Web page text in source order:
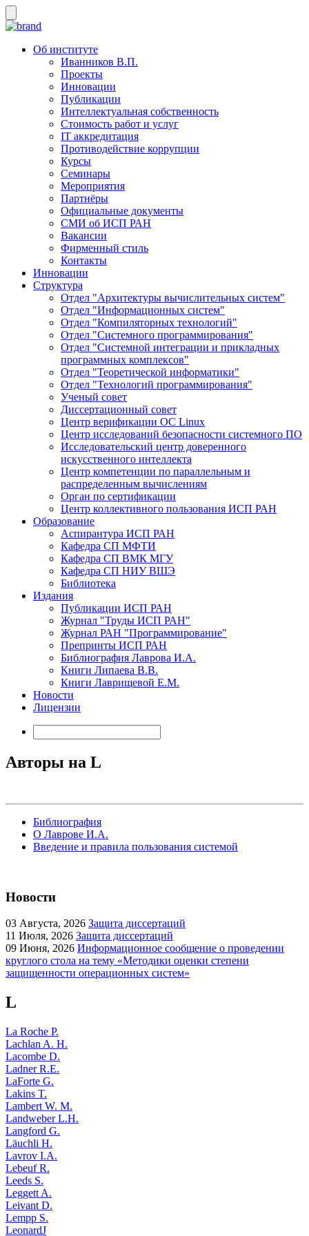
Об институте
Иванников В.П.
Проекты
Инновации
Публикации
Интеллектуальная собственность
Стоимость работ и услуг
IT аккредитация
Противодействие коррупции
Курсы
Семинары
Мероприятия
Партнёры
Официальные документы
СМИ об ИСП РАН
Вакансии
Фирменный стиль
Контакты
Инновации
Структура
Отдел "Архитектуры вычислительных систем"
Отдел "Информационных систем"
Отдел "Компиляторных технологий"
Отдел "Системного программирования"
Отдел "Системной интеграции и прикладных
программных комплексов"
Отдел "Теоретической информатики"
Отдел "Технологий программирования"
Ученый совет
Диссертационный совет
Центр верификации ОС Linux
Центр исследований безопасности системного ПО
Исследовательский центр доверенного
искусственного интеллекта
Центр компетенции по параллельным и
распределенным вычислениям
Орган по сертификации
Центр коллективного пользования ИСП РАН
Образование
Аспирантура ИСП РАН
Кафедра СП МФТИ
Кафедра СП ВМК МГУ
Кафедра СП НИУ ВШЭ
Библиотека
Издания
Публикации ИСП РАН
Журнал "Труды ИСП РАН"
Журнал РАН "Программирование"
Препринты ИСП РАН
Библиография Лаврова И.А.
Книги Липаева В.В.
Книги Лаврищевой Е.М.
Новости
Лицензии
Авторы на L
Библиография
О Лаврове И.А.
Введение и правила пользования системой
Новости
03 Августа, 2026 Защита диссертаций
11 Июля, 2026 Защита диссертаций
09 Июня, 2026 Информационное сообщение о проведении
круглого стола на тему «Методики оценки степени
защищенности операционных систем»
L
La Roche P.
Lachlan A. H.
Lacombe D.
Ladner R.E.
LaForte G.
Lakins T.
Lambert W. M.
Landweber L.H.
Langford G.
Läuchli H.
Lavrov I.A.
Lebeuf R.
Leeds S.
Leggett A.
Leivant D.
Lempp S.
LeonardJ